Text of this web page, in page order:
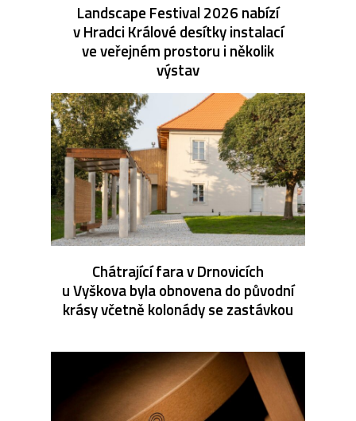
Landscape Festival 2026 nabízí
v Hradci Králové desítky instalací
ve veřejném prostoru i několik
výstav
Chátrající fara v Drnovicích
u Vyškova byla obnovena do původní
krásy včetně kolonády se zastávkou